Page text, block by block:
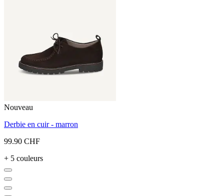
Nouveau
Derbie en cuir - marron
99.90 CHF
+ 5 couleurs